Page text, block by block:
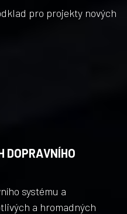
pro projekty nových
DOPRAVNÍHO
systému a
a hromadných